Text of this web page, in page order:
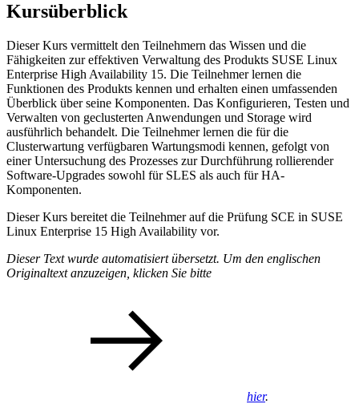
Kursüberblick
Dieser Kurs vermittelt den Teilnehmern das Wissen und die
Fähigkeiten zur effektiven Verwaltung des Produkts SUSE Linux
Enterprise High Availability 15. Die Teilnehmer lernen die
Funktionen des Produkts kennen und erhalten einen umfassenden
Überblick über seine Komponenten. Das Konfigurieren, Testen und
Verwalten von geclusterten Anwendungen und Storage wird
ausführlich behandelt. Die Teilnehmer lernen die für die
Clusterwartung verfügbaren Wartungsmodi kennen, gefolgt von
einer Untersuchung des Prozesses zur Durchführung rollierender
Software-Upgrades sowohl für SLES als auch für HA-
Komponenten.
Dieser Kurs bereitet die Teilnehmer auf die Prüfung SCE in SUSE
Linux Enterprise 15 High Availability vor.
Dieser Text wurde automatisiert übersetzt. Um den englischen
Originaltext anzuzeigen, klicken Sie bitte
hier.